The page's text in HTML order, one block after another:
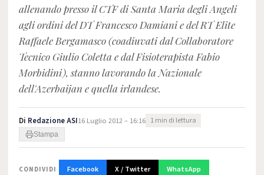
allenando presso il CTF di Santa Maria degli Angeli
agli ordini del DT Francesco Damiani e del RT Elite
Raffaele Bergamasco (coadiuvati dal Collaboratore
Tecnico Giulio Coletta e dal Fisioterapista Fabio
Morbidini), stanno lavorando la Nazionale
dell'Azerbaijan e quella irlandese.
Di Redazione ASI16 Luglio 2012 – 16:16 1 min di lettura
Stampa
CONDIVIDI Facebook X / Twitter WhatsApp